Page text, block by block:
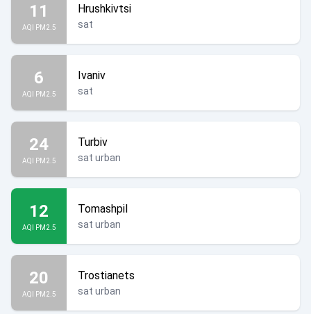
11
AQI PM2.5
Hrushkivtsi
sat
6
AQI PM2.5
Ivaniv
sat
24
AQI PM2.5
Turbiv
sat urban
12
AQI PM2.5
Tomashpil
sat urban
20
AQI PM2.5
Trostianets
sat urban